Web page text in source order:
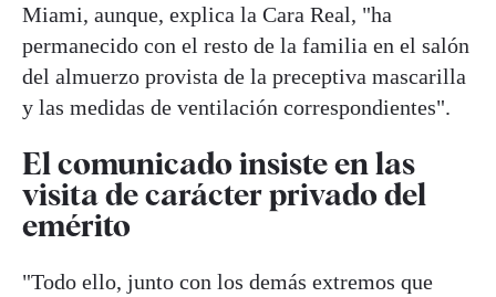
Miami, aunque, explica la Cara Real, "ha
permanecido con el resto de la familia en el salón
del almuerzo provista de la preceptiva mascarilla
y las medidas de ventilación correspondientes".
El comunicado insiste en las
visita de carácter privado del
emérito
"Todo ello, junto con los demás extremos que